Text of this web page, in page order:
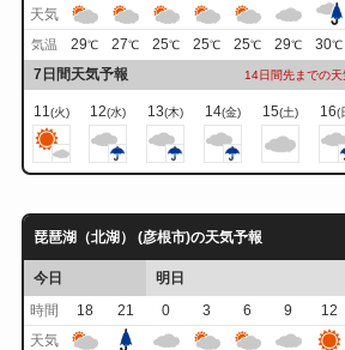
天気
気温 29℃ 27℃ 25℃ 25℃ 25℃ 29℃ 30℃
7日間天気予報 14日間先までの
11(火) 12(水) 13(木) 14(金) 15(土) 16(
琵琶湖（北湖） (彦根市)の天気予報
今日
明日
時間
18 21 0 3 6 9 12
天気